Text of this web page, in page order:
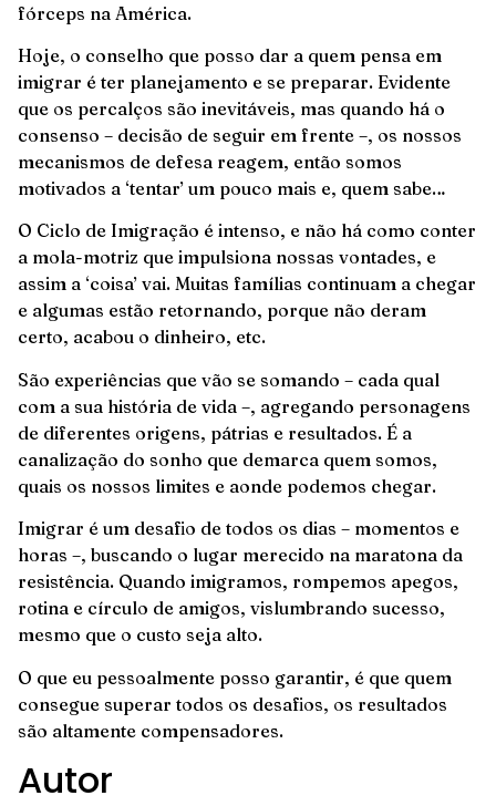
fórceps na América.
Hoje, o conselho que posso dar a quem pensa em
imigrar é ter planejamento e se preparar. Evidente
que os percalços são inevitáveis, mas quando há o
consenso – decisão de seguir em frente –, os nossos
mecanismos de defesa reagem, então somos
motivados a ‘tentar’ um pouco mais e, quem sabe…
O Ciclo de Imigração é intenso, e não há como conter
a mola-motriz que impulsiona nossas vontades, e
assim a ‘coisa’ vai. Muitas famílias continuam a chegar
e algumas estão retornando, porque não deram
certo, acabou o dinheiro, etc.
São experiências que vão se somando – cada qual
com a sua história de vida –, agregando personagens
de diferentes origens, pátrias e resultados. É a
canalização do sonho que demarca quem somos,
quais os nossos limites e aonde podemos chegar.
Imigrar é um desafio de todos os dias – momentos e
horas –, buscando o lugar merecido na maratona da
resistência. Quando imigramos, rompemos apegos,
rotina e círculo de amigos, vislumbrando sucesso,
mesmo que o custo seja alto.
O que eu pessoalmente posso garantir, é que quem
consegue superar todos os desafios, os resultados
são altamente compensadores.
Autor